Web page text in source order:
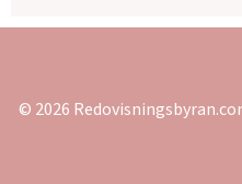
© 2026